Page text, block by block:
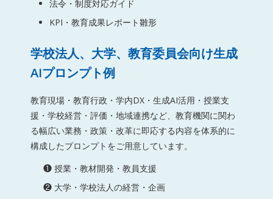
法令・制度対応ガイド
KPI・教育成果レポート雛形
学校法人、大学、教育委員会向け生成
AIプロンプト例
教育現場・教育行政・学内DX・生成AI活用・授業支
援・学校経営・評価・地域連携など、教育機関に関わ
る幅広い業務・政策・改革に即応する内容を体系的に
構成したプロンプトをご用意しています。
❶ 授業・教材開発・教員支援
❷ 大学・学校法人の経営・企画